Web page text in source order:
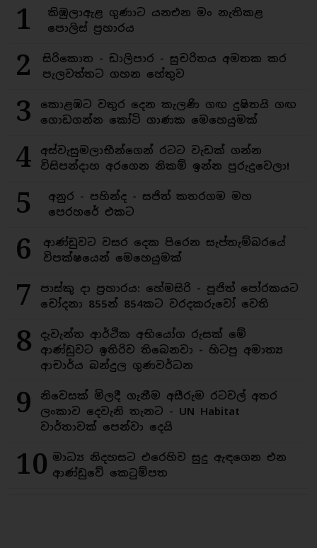
1
කිඹුලාඇළ ගුණාට යනඑන මං නැතිකළ
පොලිස් ප්‍රහාරය
2
සිරිකොත - ඩාලිපාර - සුචරිතය අමතක කර
පැලවත්තට ගහන හේතුව
3
කොළඹට වතුර දෙන කැලණි ගඟ දුෂිතයි ගඟ
ගොඩගන්න කෝටි ගාණක මෙහෙයුමක්
4
අස්වැසුමලාභීන්ගෙන් රටට වැඩක් ගන්න
විසිපන්දාහ අරගෙන නිකම් ඉන්න පුරුදුවෙලා!
5
අනුර - පහින්ද - සජිත් කතරගම මහ
පෙරහරේ එකට
6
ආණ්ඩුවට වසර දෙක පිරෙන සැප්තැම්බරයේ
විපක්ෂයෙන් මෙහෙයුමක්
7
පාස්කු දා ප්‍රහාරය: හේමසිරි - පූජිත් පෝරකයට
චෝදනා 855න් 854කට වරදකරුවෝ වෙති
8
දැවැන්ත ආර්ථික අභියෝග රුසක් මේ
ආණ්ඩුවට ඉතිරිව තිබෙනවා - හිටපු අමාත්‍ය
ආචාර්ය බන්දුල ගුණවර්ධන
9
නිවෙසක් මිලදී ගැනීම අසීරුම රටවල් අතර
ලංකාව දෙවැනි තැනට - UN Habitat
වාර්තාවක් පෙන්වා දෙයි
10 මාධ්‍ය නිදහසට එරෙහිව සුදු ඇඳගෙන එන
ආණ්ඩුවේ කෙටුම්පත